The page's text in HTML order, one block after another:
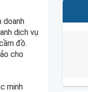
doanh
dịch vụ
đồ.
cho
minh